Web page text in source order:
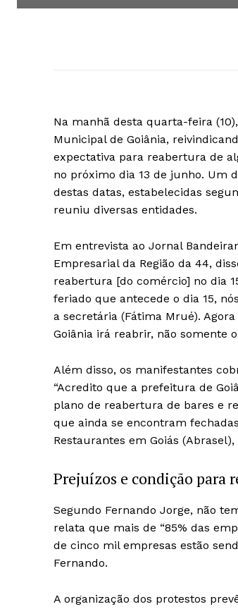
Na manhã desta quarta-feira
Municipal de Goiânia,
expectativa para reabertura de
no próximo dia 13 de junho. Um
destas datas, estabelecidas
reuniu diversas entidades.
Em entrevista ao Jornal
Empresarial da Região da 44,
reabertura [do comércio] no dia
feriado que antecede o dia 15,
a secretária (Fátima Mrué).
Goiânia irá reabrir, não somente
Além disso, os manifestantes
“Acredito que a prefeitura de
plano de reabertura de bares e
que ainda se encontram
Restaurantes em Goiás
Prejuízos e condição para
Segundo Fernando Jorge, não
relata que mais de “85% das
de cinco mil empresas estão
Fernando.
A organização dos protestos